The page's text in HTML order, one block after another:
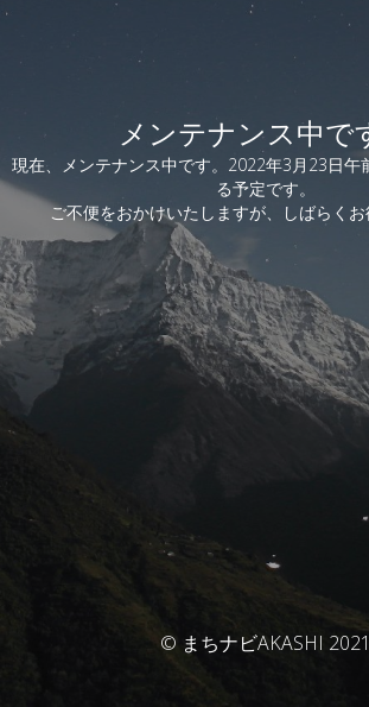
メンテナンス中で
現在、メンテナンス中です。2022年3月23日午
る予定です。
ご不便をおかけいたしますが、しばらくお
© まちナビAKASHI 2021